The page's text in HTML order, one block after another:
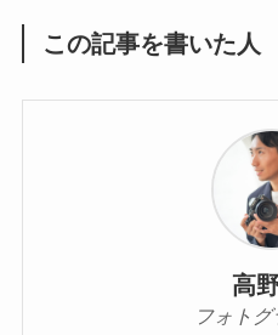
この記事を書いた人
高
フォト